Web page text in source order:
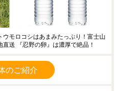
モロコシはあまみたっぷり！富士山
送 『忍野の卵』は濃厚で絶品！
のご紹介